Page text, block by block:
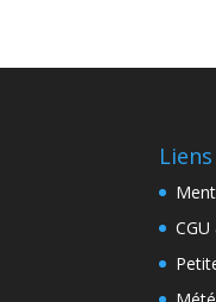
Liens
CGU